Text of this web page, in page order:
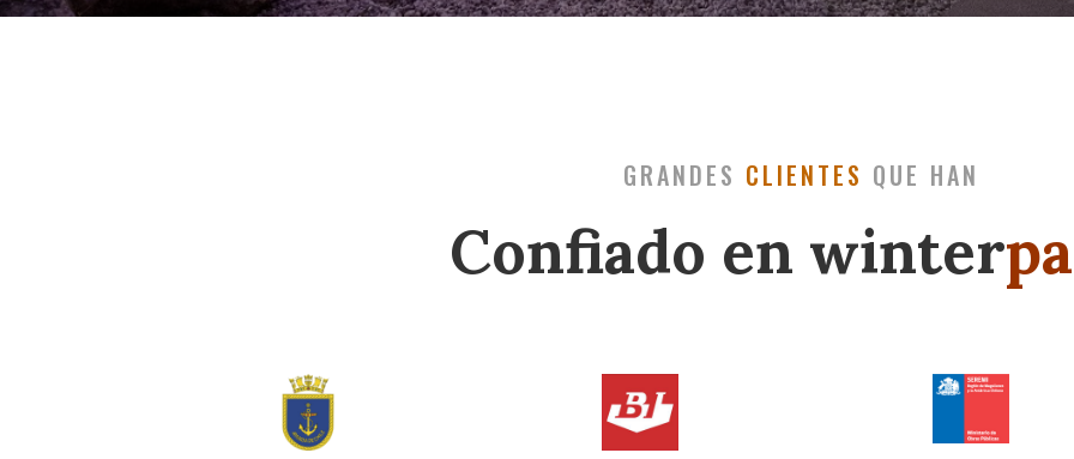
GRANDES CLIENTES QUE HAN
Confiado en winter